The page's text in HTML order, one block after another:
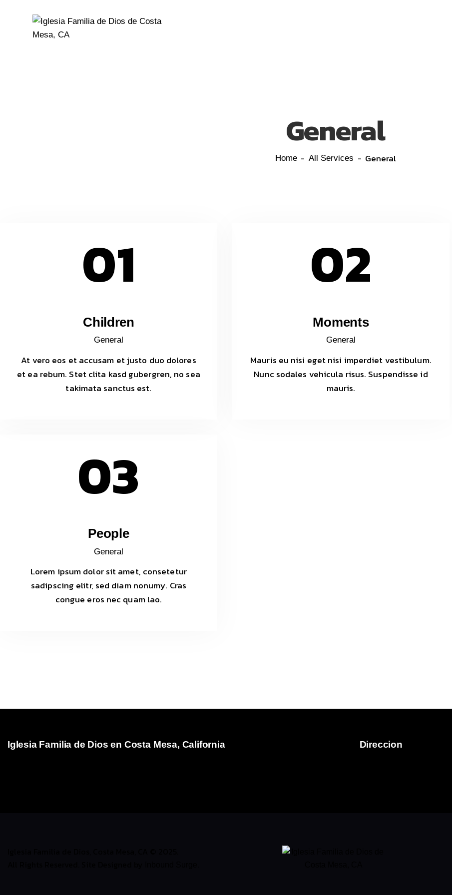
General
Home All Services General
01
Children
General
At vero eos et accusam et justo duo dolores
et ea rebum. Stet clita kasd gubergren, no sea
takimata sanctus est.
02
Moments
General
Mauris eu nisi eget nisi imperdiet vestibulum.
Nunc sodales vehicula risus. Suspendisse id
mauris.
03
People
General
Lorem ipsum dolor sit amet, consetetur
sadipscing elitr, sed diam nonumy. Cras
congue eros nec quam lao.
Iglesia Familia de Dios en Costa Mesa, California Direccion